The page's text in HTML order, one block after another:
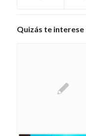
Quizás te interese